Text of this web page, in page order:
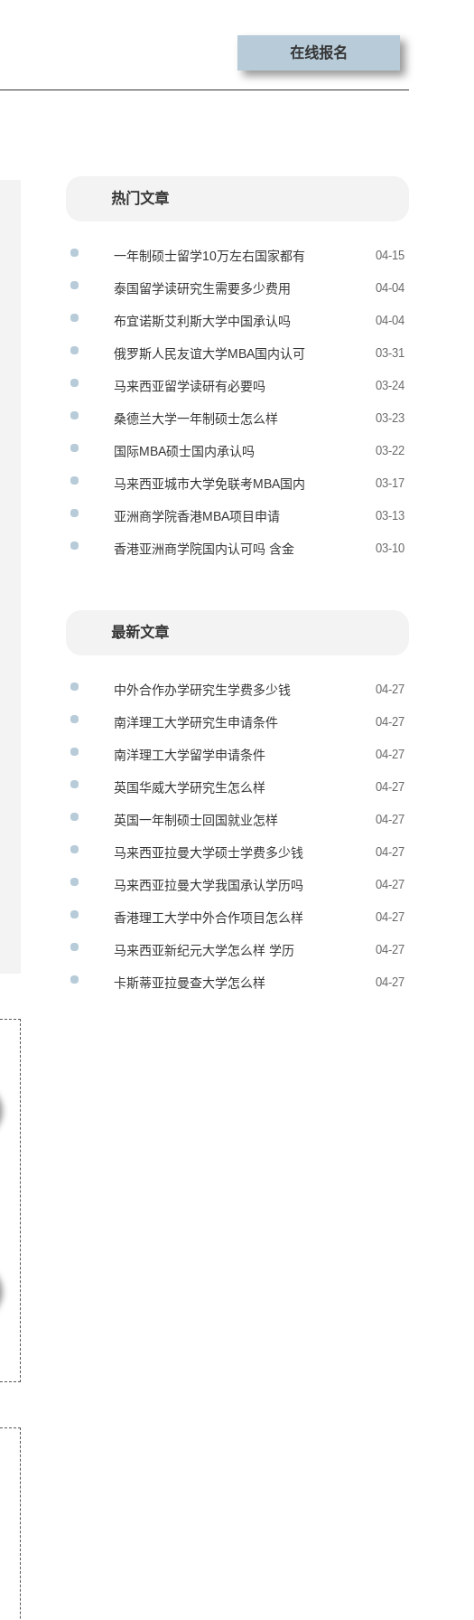
在线报名
热门文章
一年制硕士留学10万左右国家都有
哪些
04-15
泰国留学读研究生需要多少费用 04-04
布宜诺斯艾利斯大学中国承认吗
哪些专业最受学生欢迎
04-04
俄罗斯人民友谊大学MBA国内认可
度
03-31
马来西亚留学读研有必要吗 03-24
桑德兰大学一年制硕士怎么样 03-23
国际MBA硕士国内承认吗 03-22
马来西亚城市大学免联考MBA国内
承认吗
03-17
亚洲商学院香港MBA项目申请 03-13
香港亚洲商学院国内认可吗 含金 03-10
最新文章
中外合作办学研究生学费多少钱 04-27
南洋理工大学研究生申请条件 04-27
南洋理工大学留学申请条件 04-27
英国华威大学研究生怎么样 04-27
英国一年制硕士回国就业怎样 04-27
马来西亚拉曼大学硕士学费多少钱 04-27
马来西亚拉曼大学我国承认学历吗 04-27
香港理工大学中外合作项目怎么样 04-27
马来西亚新纪元大学怎么样 学历
承认吗
04-27
卡斯蒂亚拉曼查大学怎么样 04-27